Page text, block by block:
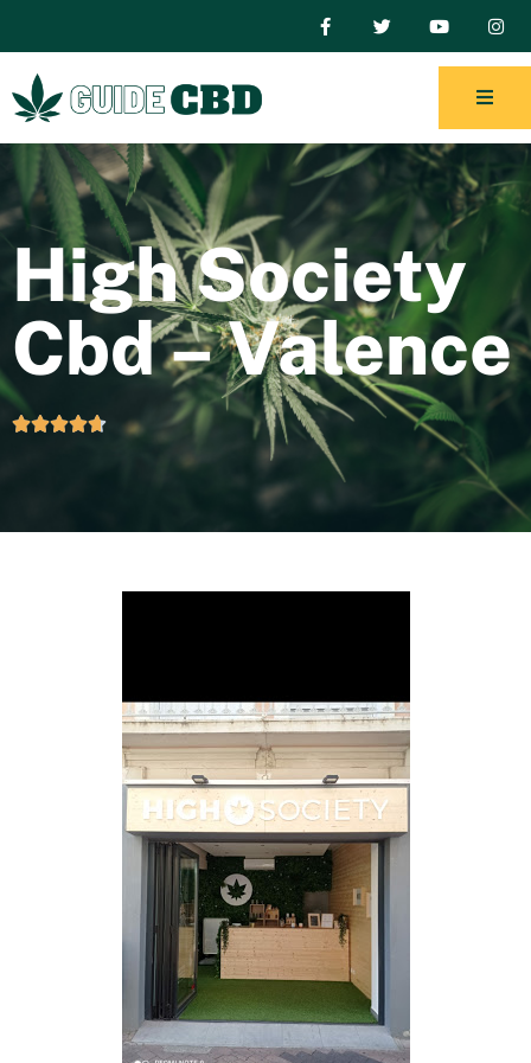
High Society
Cbd – Valence
